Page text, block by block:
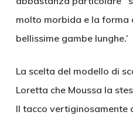
molto morbida e la forma
bellissime gambe lunghe.’
La scelta del modello di
Loretta che Moussa la
Il tacco vertiginosamente